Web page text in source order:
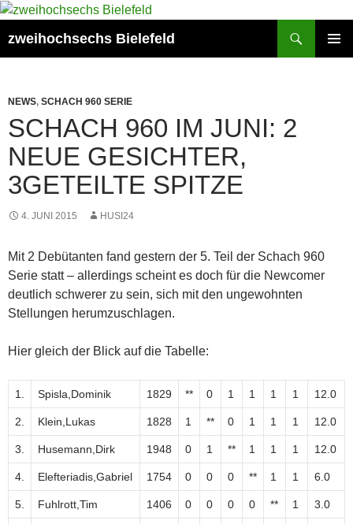
Zum
springen
zweihochsechs Bielefeld
NEWS, SCHACH 960 SERIE
SCHACH 960 IM JUNI: 2
NEUE GESICHTER,
3GETEILTE SPITZE
4. JUNI 2015 HUSI24
Mit 2 Debütanten fand gestern der 5. Teil der Schach 960
Serie statt – allerdings scheint es doch für die Newcomer
deutlich schwerer zu sein, sich mit den ungewohnten
Stellungen herumzuschlagen.
Hier gleich der Blick auf die Tabelle:
1. Spisla,Dominik 1829 ** 0 1 1 1 1 12.0
2. Klein,Lukas 1828 1 ** 0 1 1 1 12.0
3. Husemann,Dirk 1948 0 1 ** 1 1 1 12.0
4. Elefteriadis,Gabriel 1754 0 0 0 ** 1 1 6.0
5. Fuhlrott,Tim 1406 0 0 0 0 ** 1 3.0